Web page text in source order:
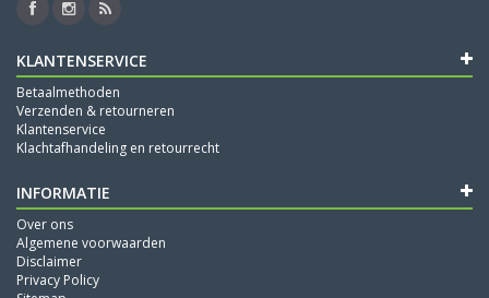
KLANTENSERVICE
Betaalmethoden
Verzenden & retourneren
Klantenservice
Klachtafhandeling en retourrecht
INFORMATIE
Over ons
Algemene voorwaarden
Disclaimer
Privacy Policy